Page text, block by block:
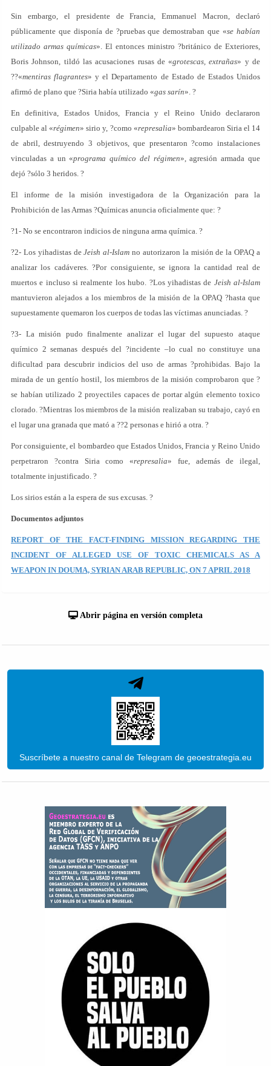
Sin embargo, el presidente de Francia, Emmanuel Macron, declaró
públicamente que disponía de ?pruebas que demostraban que «se habían
utilizado armas químicas». El entonces ministro ?británico de Exteriores,
Boris Johnson, tildó las acusaciones rusas de «grotescas, extrañas» y de
??«mentiras flagrantes» y el Departamento de Estado de Estados Unidos
afirmó de plano que ?Siria había utilizado «gas sarín». ?
En definitiva, Estados Unidos, Francia y el Reino Unido declararon
culpable al «régimen» sirio y, ?como «represalia» bombardearon Siria el 14
de abril, destruyendo 3 objetivos, que presentaron ?como instalaciones
vinculadas a un «programa químico del régimen», agresión armada que
dejó ?sólo 3 heridos. ?
El informe de la misión investigadora de la Organización para la
Prohibición de las Armas ?Químicas anuncia oficialmente que: ?
?1- No se encontraron indicios de ninguna arma química. ?
?2- Los yihadistas deJeish al-Islam no autorizaron la misión de la OPAQ a
analizar los cadáveres. ?Por consiguiente, se ignora la cantidad real de
muertos e incluso si realmente los hubo. ?Los yihadistas de Jeish al-Islam
mantuvieron alejados a los miembros de la misión de la OPAQ ?hasta que
supuestamente quemaron los cuerpos de todas las víctimas anunciadas. ?
?3- La misión pudo finalmente analizar el lugar del supuesto ataque
químico 2 semanas después del ?incidente –lo cual no constituye una
dificultad para descubrir indicios del uso de armas ?prohibidas. Bajo la
mirada de un gentío hostil, los miembros de la misión comprobaron que ?
se habían utilizado 2 proyectiles capaces de portar algún elemento toxico
clorado. ?Mientras los miembros de la misión realizaban su trabajo, cayó en
el lugar una granada que mató a ??2 personas e hirió a otra. ?
Por consiguiente, el bombardeo que Estados Unidos, Francia y Reino Unido
perpetraron ?contra Siria como «represalia» fue, además de ilegal,
totalmente injustificado. ?
Los sirios están a la espera de sus excusas. ?
Documentos adjuntos
REPORT OF THE FACT-FINDING MISSION REGARDING THE
INCIDENT OF ALLEGED USE OF TOXIC CHEMICALS AS A
WEAPON IN DOUMA, SYRIAN ARAB REPUBLIC, ON 7 APRIL 2018
Abrir página en versión completa
Suscríbete a nuestro canal de Telegram de geoestrategia.eu